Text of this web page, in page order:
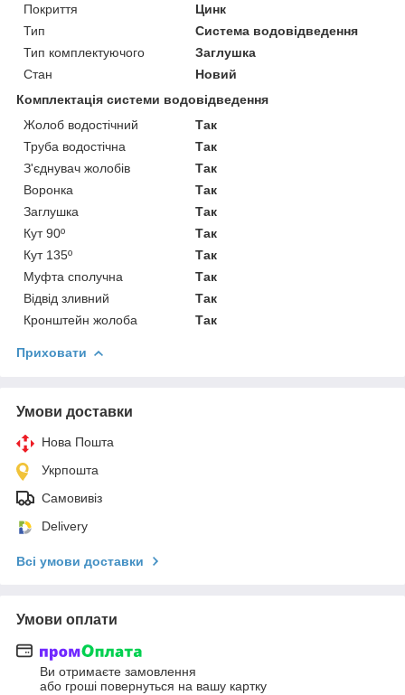
Покриття
Цинк
Тип
Система водовідведення
Тип комплектуючого
Заглушка
Стан
Новий
Комплектація системи водовідведення
Жолоб водостічний
Так
Труба водостічна
Так
З'єднувач жолобів
Так
Воронка
Так
Заглушка
Так
Кут 90º
Так
Кут 135º
Так
Муфта сполучна
Так
Відвід зливний
Так
Кронштейн жолоба
Так
Приховати
Умови доставки
Нова Пошта
Укрпошта
Самовивіз
Delivery
Всі умови доставки
Умови оплати
Ви отримаєте замовлення
або гроші повернуться на вашу картку